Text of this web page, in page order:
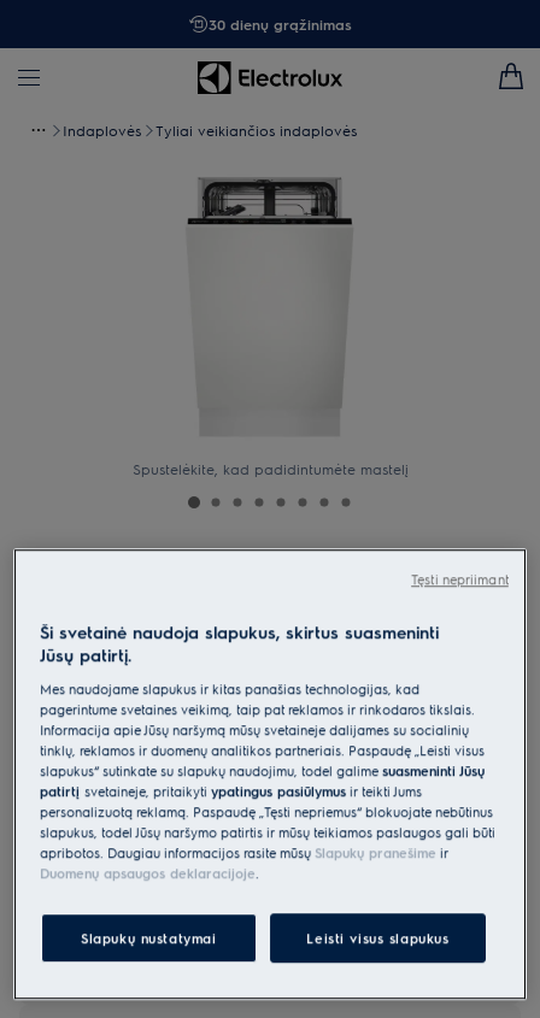
30 dienų grąžinimas
Indaplovės Tyliai veikiančios indaplovės
Spustelėkite, kad padidintumėte mastelį
Montuojama indaplovė 45 cm 600
serija „SatelliteClean“
Gaminio informacijos lapas
Pagrindiniai privalumai
Indaplovėje „600 SatelliteClean®“ virtuvės reikmenys triskart
efektyviau apipurškiami vandeniu.
Naudojant funkciją „SatelliteClean“, vanduo ant plaunamų reikmenų
purškiamas net triskart efektyviau
„QuickSelect“ padės sutaupyti vandens ir energijos
Saugos instrukcijos ir saugos įspėjimai pagal ES reglamentą
2023/988 yra pateikiami vartotojo vadovo I ir II skyriuose.
Norėdami saugiai naudoti gaminį, perskaitykite visą
Ši svetainė naudoja slapukus, skirtus suasmeninti
Jūsų patirtį.
Mes naudojame slapukus ir kitas panašias technologijas, kad
pagerintume svetainės veikimą, taip pat reklamos ir rinkodaros tikslais.
Informacija apie Jūsų naršymą mūsų svetainėje dalijamės su socialinių
tinklų, reklamos ir duomenų analitikos partneriais. Paspaudę „Leisti visus
slapukus“ sutinkate su slapukų naudojimu, todėl galimesuasmeninti Jūsų
patirtįsvetainėje, pritaikytiypatingus pasiūlymus ir teikti Jums
personalizuotą reklamą. Paspaudę „Tęsti nepriėmus“ blokuojate nebūtinus
slapukus, todėl Jūsų naršymo patirtis ir mūsų teikiamos paslaugos gali būti
apribotos. Daugiau informacijos rasite mūsų Slapukų pranešime ir
Duomenų apsaugos deklaracijoje
Slapukų nustatymai Leisti visus slapukus
Tęsti nepriimant